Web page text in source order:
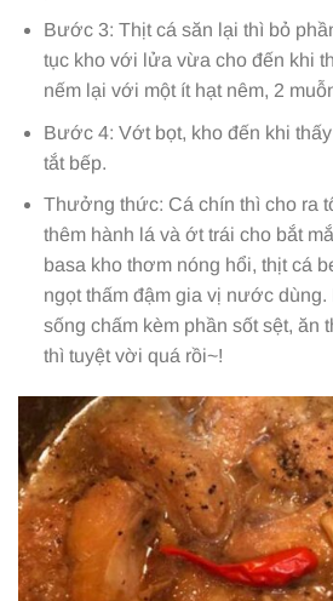
Bước 3: Thịt cá săn lại thì bỏ
tục kho với lửa vừa cho đến khi
nếm lại với một ít hạt nêm, 2
Bước 4: Vớt bọt, kho đến khi
tắt bếp.
Thưởng thức: Cá chín thì cho ra
thêm hành lá và ớt trái cho bắt
basa kho thơm nóng hổi, thịt cá
ngọt thấm đậm gia vị nước dùng.
sống chấm kèm phần sốt sệt, ăn
thì tuyệt vời quá rồi~!